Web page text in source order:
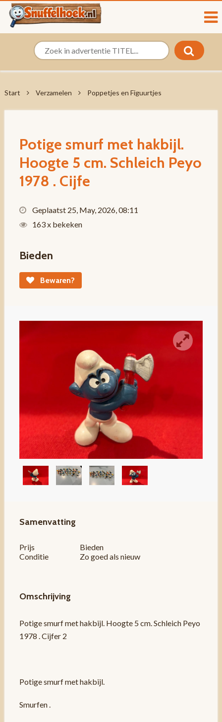
Start Verzamelen Poppetjes en Figuurtjes
Potige smurf met hakbijl.
Hoogte 5 cm. Schleich Peyo
1978 . Cijfe
Geplaatst 25, May, 2026, 08:11
163 x bekeken
Bieden
Bewaren?
Samenvatting
Prijs
Bieden
Conditie
Zo goed als nieuw
Omschrijving
Potige smurf met hakbijl. Hoogte 5 cm. Schleich Peyo
1978 . Cijfer 2
Potige smurf met hakbijl.
Smurfen .